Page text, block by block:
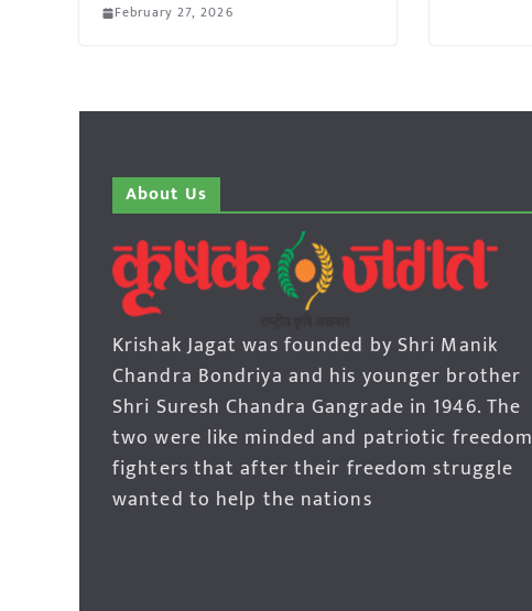
February 27, 2026
About Us
Krishak Jagat was founded by Shri Manik
Chandra Bondriya and his younger brother
Shri Suresh Chandra Gangrade in 1946. The
two were like minded and patriotic freedom
fighters that after their freedom struggle
wanted to help the nations